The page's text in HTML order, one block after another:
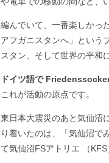
編んでいて、一番楽しかっ
アフガニスタンへ」という
スタン、そして世界の平和
ドイツ語で
これが活動の原点です。
東日本大震災のあと気仙沼
り着いたのは、「気仙沼で
て気仙沼FSアトリエ （